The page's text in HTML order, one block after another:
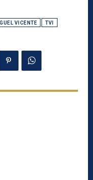
VICENTE TVI